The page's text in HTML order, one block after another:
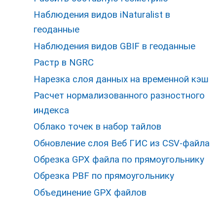
Наблюдения видов iNaturalist в
геоданные
Наблюдения видов GBIF в геоданные
Растр в NGRC
Нарезка слоя данных на временной кэш
Расчет нормализованного разностного
индекса
Облако точек в набор тайлов
Обновление слоя Веб ГИС из CSV-файла
Обрезка GPX файла по прямоугольнику
Обрезка PBF по прямоугольнику
Объединение GPX файлов